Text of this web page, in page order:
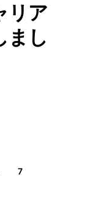
リア
まし
ージ
7